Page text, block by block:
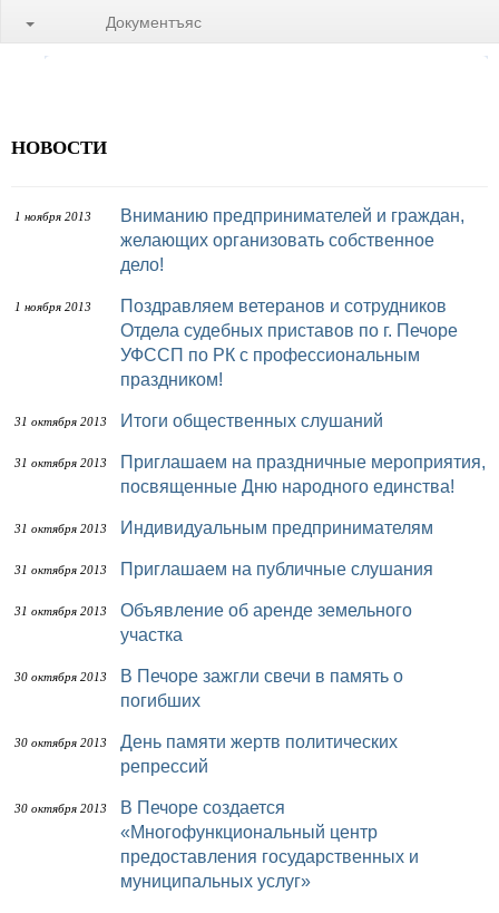
Документъяс
НОВОСТИ
1 ноября 2013
Вниманию предпринимателей и граждан,
желающих организовать собственное
дело!
1 ноября 2013
Поздравляем ветеранов и сотрудников
Отдела судебных приставов по г. Печоре
УФССП по РК с профессиональным
праздником!
31 октября 2013 Итоги общественных слушаний
31 октября 2013
Приглашаем на праздничные мероприятия,
посвященные Дню народного единства!
31 октября 2013 Индивидуальным предпринимателям
31 октября 2013 Приглашаем на публичные слушания
31 октября 2013
Объявление об аренде земельного
участка
30 октября 2013
В Печоре зажгли свечи в память о
погибших
30 октября 2013
День памяти жертв политических
репрессий
30 октября 2013
В Печоре создается
«Многофункциональный центр
предоставления государственных и
муниципальных услуг»